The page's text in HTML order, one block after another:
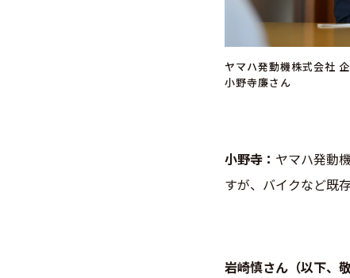
ヤマハ発動機株式会社
小野寺廉さん
小野寺
ヤマハ発動
すが、 バイクなど既
岩崎慎さん（以下、敬